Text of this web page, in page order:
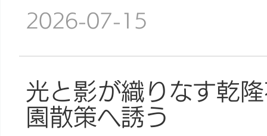
2026-07-15
光と影が織りなす乾
園散策へ誘う